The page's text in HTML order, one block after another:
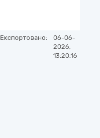
Експортовано:
06-06-
2026,
13:20:16